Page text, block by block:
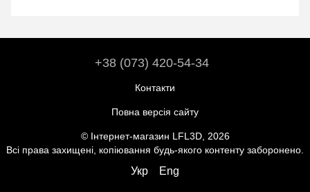
+38 (073) 420-54-34
Контакти
Повна версія сайту
© Інтернет-магазин LFL3D, 2026
Всі права захищені, копіювання будь-якого контенту заборонено.
Укр Eng